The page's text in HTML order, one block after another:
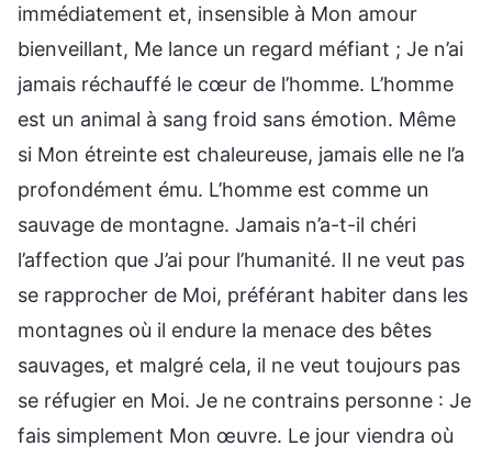
immédiatement et, insensible à Mon amour
bienveillant, Me lance un regard méfiant ; Je n’ai
jamais réchauffé le cœur de l’homme. L’homme
est un animal à sang froid sans émotion. Même
si Mon étreinte est chaleureuse, jamais elle ne l’a
profondément ému. L’homme est comme un
sauvage de montagne. Jamais n’a-t-il chéri
l’affection que J’ai pour l’humanité. Il ne veut pas
se rapprocher de Moi, préférant habiter dans les
montagnes où il endure la menace des bêtes
sauvages, et malgré cela, il ne veut toujours pas
se réfugier en Moi. Je ne contrains personne : Je
fais simplement Mon œuvre. Le jour viendra où